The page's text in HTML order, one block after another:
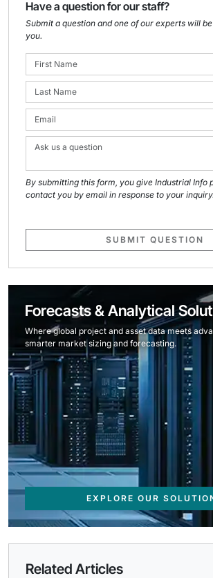
Have a question for our staff?
Submit a question and one of our experts will
you.
By submitting this form, you give Industrial Info
contact you by email in response to your inquiry.
SUBMIT QUESTION
Forecasts & Analytical
Where global project and asset data meets
smarter market sizing and forecasting.
EXPLORE OUR
Related Articles